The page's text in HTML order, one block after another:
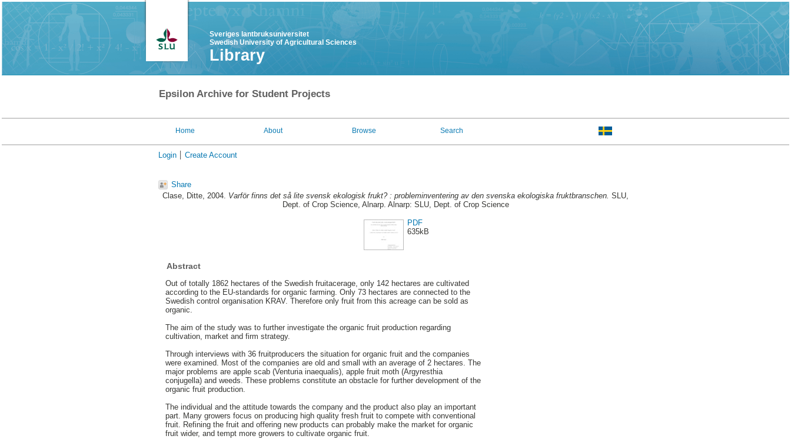
Sveriges lantbruksuniversitet
Swedish University of Agricultural Sciences
Library
Epsilon Archive for Student Projects
Home About Browse Search
Login Create Account
Share
Clase, Ditte, 2004. Varför finns det så lite svensk ekologisk frukt? : probleminventering av den svenska ekologiska fruktbranschen. SLU,
Dept. of Crop Science, Alnarp. Alnarp: SLU, Dept. of Crop Science
PDF
635kB
Abstract
Out of totally 1862 hectares of the Swedish fruitacerage, only 142 hectares are cultivated
according to the EU-standards for organic farming. Only 73 hectares are connected to the
Swedish control organisation KRAV. Therefore only fruit from this acreage can be sold as
organic.
The aim of the study was to further investigate the organic fruit production regarding
cultivation, market and firm strategy.
Through interviews with 36 fruitproducers the situation for organic fruit and the companies
were examined. Most of the companies are old and small with an average of 2 hectares. The
major problems are apple scab (Venturia inaequalis), apple fruit moth (Argyresthia
conjugella) and weeds. These problems constitute an obstacle for further development of the
organic fruit production.
The individual and the attitude towards the company and the product also play an important
part. Many growers focus on producing high quality fresh fruit to compete with conventional
fruit. Refining the fruit and offering new products can probably make the market for organic
fruit wider, and tempt more growers to cultivate organic fruit.